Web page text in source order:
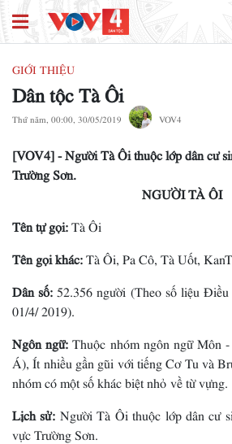
GIỚI THIỆU
Dân tộc Tà Ôi
Thứ năm, 00:00, 30/05/2019 VOV4
[VOV4] - Người Tà Ôi thuộc lớp dân cư
Trường Sơn.
NGƯỜI TÀ ÔI
Tên tự gọi:Tà Ôi
Tên gọi khác:Tà Ôi, Pa Cô, Tà Uốt,
Dân số: 52.356 người (Theo số liệu
01/4/ 2019).
Ngôn ngữ:Thuộc nhóm ngôn ngữ Môn
Á), Ít nhiều gần gũi với tiếng Cơ Tu và
nhóm có một số khác biệt nhỏ về từ vựng.
Lịch sử: Người Tà Ôi thuộc lớp dân cư
vực Trường Sơn.